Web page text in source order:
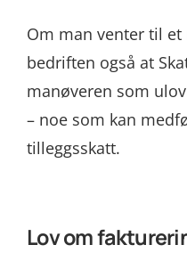
Om man venter til
bedriften også at
manøveren som
– noe som kan
tilleggsskatt.
Lov om